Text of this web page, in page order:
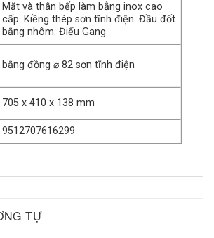
Mặt và thân bếp làm bằng inox cao
cấp. Kiềng thép sơn tĩnh điện. Đầu đốt
bằng nhôm. Điếu Gang
bằng đồng ⌀ 82 sơn tĩnh điện
705 x 410 x 138 mm
9512707616299
TỰ